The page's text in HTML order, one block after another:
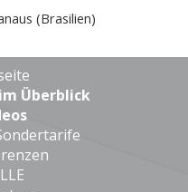
(Brasilien)
Überblick